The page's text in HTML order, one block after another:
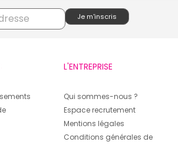
L'ENTREPRISE
Qui sommes-nous ?
Espace recrutement
Mentions légales
Conditions générales de